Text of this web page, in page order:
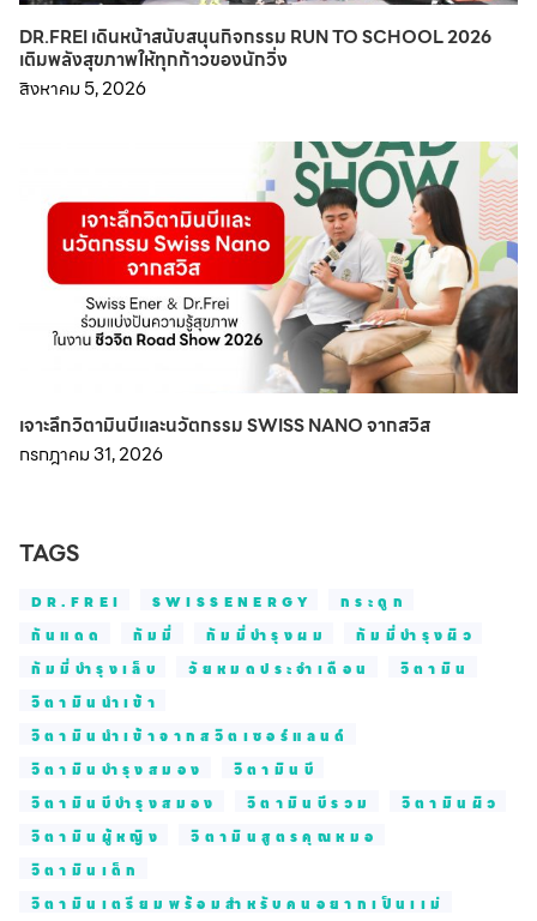
DR.FREI เดินหน้าสนับสนุนกิจกรรม RUN TO SCHOOL 2026
เติมพลังสุขภาพให้ทุกก้าวของนักวิ่ง
สิงหาคม 5, 2026
เจาะลึกวิตามินบีและนวัตกรรม SWISS NANO จากสวิส
กรกฎาคม 31, 2026
TAGS
DR.FREI SWISSENERGY
กระดูก
กันแดด
กัมมี่ กัมมี่บำรุงผม
กัมมี่บำรุงผิว
กัมมี่บำรุงเล็บ
วัยหมดประจำเดือน
วิตามิน
วิตามินนำเข้า
วิตามินนำเข้าจากสวิตเซอร์แลนด์
วิตามินบำรุงสมอง
วิตามินบี
วิตามินบีบำรุงสมอง
วิตามินบีรวม
วิตามินผิว
วิตามินผู้หญิง
วิตามินสูตรคุณหมอ
วิตามินเด็ก
วิตามินเตรียมพร้อมสำหรับคนอยากเป็นเเม่